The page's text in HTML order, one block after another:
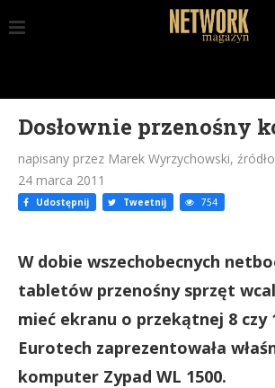
Dosłownie przenośny
napisany przez Marek Wyrzychowski,
24 marca 2011
Udostępnij Tweetnij 754
W dobie wszechobecnych
tabletów przenośny sprzęt
mieć ekranu o przekątnej 8 czy
Eurotech zaprezentowała
komputer Zypad WL 1500.